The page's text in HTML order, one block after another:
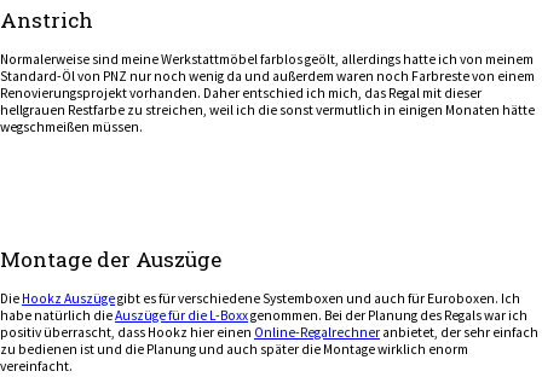
Anstrich
Normalerweise sind meine Werkstattmöbel farblos geölt, allerdings hatte ich von meinem
Standard-Öl von PNZ nur noch wenig da und außerdem waren noch Farbreste von einem
Renovierungsprojekt vorhanden. Daher entschied ich mich, das Regal mit dieser
hellgrauen Restfarbe zu streichen, weil ich die sonst vermutlich in einigen Monaten hätte
wegschmeißen müssen.
Montage der Auszüge
Die Hookz Auszügegibt es für verschiedene Systemboxen und auch für Euroboxen. Ich
habe natürlich dieAuszüge für die L-Boxxgenommen. Bei der Planung des Regals war ich
positiv überrascht, dass Hookz hier einen Online-Regalrechner anbietet, der sehr einfach
zu bedienen ist und die Planung und auch später die Montage wirklich enorm
vereinfacht.